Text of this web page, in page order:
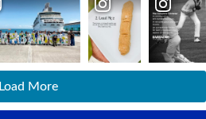
Load More